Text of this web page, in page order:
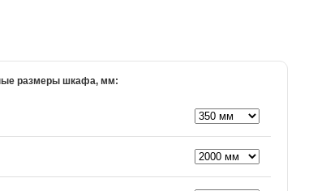
размеры шкафа, мм: